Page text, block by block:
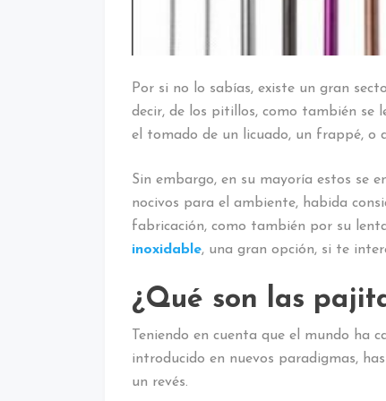
Por si no lo sabías, existe un gran
decir, de los pitillos, como también se
el tomado de un licuado, un frappé, o
Sin embargo, en su mayoría estos se
nocivos para el ambiente, habida
fabricación, como también por su
inoxidable, una gran opción, si te
¿Qué son las
Teniendo en cuenta que el mundo ha
introducido en nuevos paradigmas,
un revés.